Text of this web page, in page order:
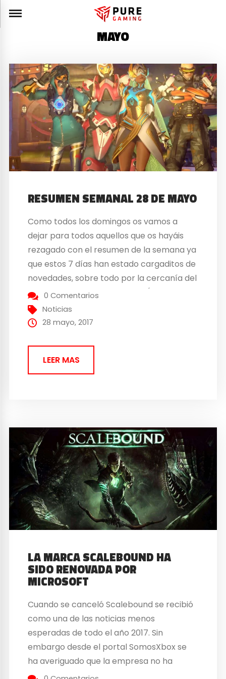
MAYO
RESUMEN SEMANAL 28 DE MAYO
Como todos los domingos os vamos a
dejar para todos aquellos que os hayáis
rezagado con el resumen de la semana ya
que estos 7 días han estado cargaditos de
novedades, sobre todo por la cercanía del
E3 2017 que se celebra en Los Ángeles. Por
un lado hemos tenido declaraciones
directas desde las compañías...
0 Comentarios
Noticias
28 mayo, 2017
LEER MAS
LA MARCA SCALEBOUND HA
SIDO RENOVADA POR
MICROSOFT
Cuando se canceló Scalebound se recibió
como una de las noticias menos
esperadas de todo el año 2017. Sin
embargo desde el portal SomosXbox se
ha averiguado que la empresa no ha
abandonado la licencia todavía por lo que